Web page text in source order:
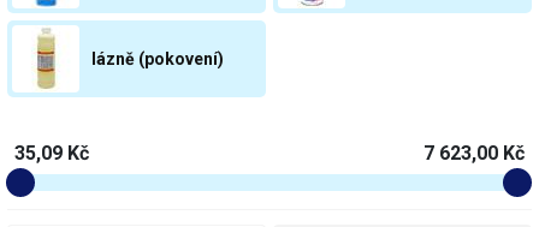
lázně (pokovení)
35,09 Kč 7 623,00 Kč